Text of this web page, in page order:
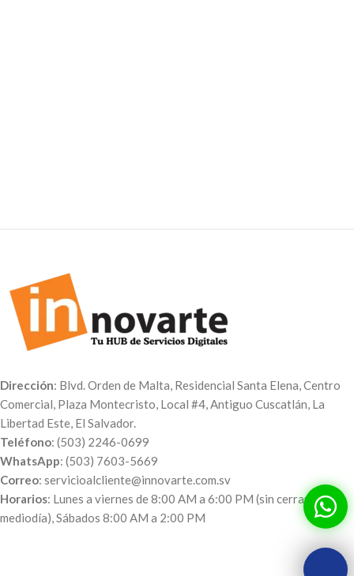
Dirección: Blvd. Orden de Malta, Residencial Santa Elena, Centro
Comercial, Plaza Montecristo, Local #4, Antiguo Cuscatlán, La
Libertad Este, El Salvador.
Teléfono: (503) 2246-0699
WhatsApp: (503) 7603-5669
Correo: servicioalcliente@innovarte.com.sv
Horarios: Lunes a viernes de 8:00 AM a 6:00 PM (sin cerrar al
mediodía), Sábados 8:00 AM a 2:00 PM